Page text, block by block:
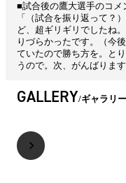
■試合後の鷹大選手のコメ
「（試合を振り返って？
ど、超ギリギリでしたね
りづらかったです。（今
ていたので勝ち方を。と
うので。次、がんばります
GALLERY ギャラリー